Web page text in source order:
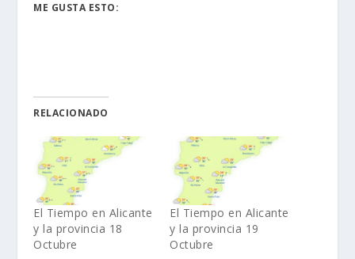
ME GUSTA ESTO:
RELACIONADO
El Tiempo en Alicante
y la provincia 18
Octubre
El Tiempo en Alicante
y la provincia 19
Octubre